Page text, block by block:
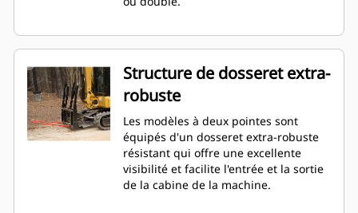
Structure de dosseret extra-
robuste
Les modèles à deux pointes sont
équipés d'un dosseret extra-robuste
résistant qui offre une excellente
visibilité et facilite l'entrée et la sortie
de la cabine de la machine.